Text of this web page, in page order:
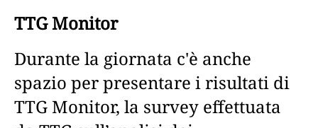
TTG Monitor
Durante la giornata c'è anche
spazio per presentare i risultati di
TTG Monitor, la survey effettuata